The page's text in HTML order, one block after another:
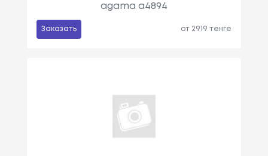
agama a4894
Заказать от 2919 тенге